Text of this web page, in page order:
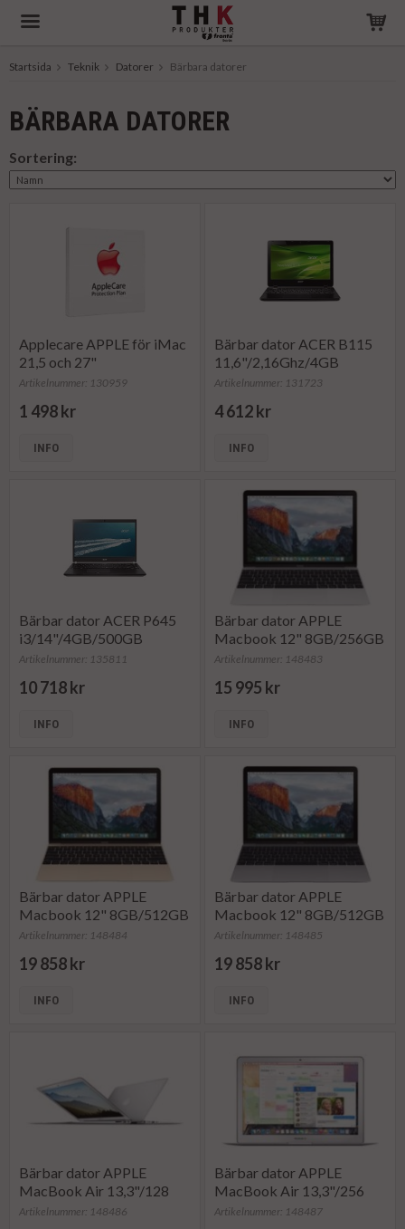
Startsida Teknik Datorer Bärbara datorer
BÄRBARA DATORER
Sortering:
Applecare APPLE för iMac
21,5 och 27"
Artikelnummer: 130959
1 498 kr
INFO
Bärbar dator ACER B115
11,6"/2,16Ghz/4GB
Artikelnummer: 131723
4 612 kr
INFO
Bärbar dator ACER P645
i3/14"/4GB/500GB
Artikelnummer: 135811
10 718 kr
INFO
Bärbar dator APPLE
Macbook 12" 8GB/256GB
Artikelnummer: 148483
15 995 kr
INFO
Bärbar dator APPLE
Macbook 12" 8GB/512GB
Artikelnummer: 148484
19 858 kr
INFO
Bärbar dator APPLE
Macbook 12" 8GB/512GB
Artikelnummer: 148485
19 858 kr
INFO
Bärbar dator APPLE
MacBook Air 13,3"/128
Artikelnummer: 148486
Bärbar dator APPLE
MacBook Air 13,3"/256
Artikelnummer: 148487